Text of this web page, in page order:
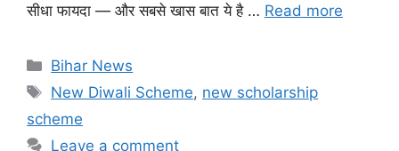
सीधा फायदा — और सबसे खास बात ये है … Read more
Categories
Bihar News
Tags
New Diwali Scheme, new scholarship
scheme
Leave a comment